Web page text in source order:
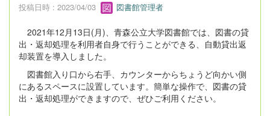
投稿日時 : 2023/04/03 図書館管理者
2021年12月13日(月)、青森公立大学図書館では、図書の貸
出・返却処理を利用者自身で行うことができる、自動貸出返
却装置を導入しました。
図書館入り口から右手、カウンターからちょうど向かい側
にあるスペースに設置しています。簡単な操作で、図書の貸
出・返却処理ができますので、ぜひご利用ください。